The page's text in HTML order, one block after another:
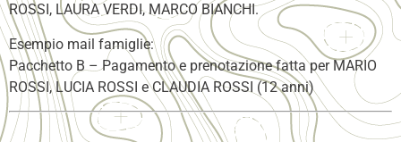
ROSSI, LAURA VERDI, MARCO BIANCHI.
Esempio mail famiglie:
Pacchetto B – Pagamento e prenotazione fatta per MARIO
ROSSI, LUCIA ROSSI e CLAUDIA ROSSI (12 anni)